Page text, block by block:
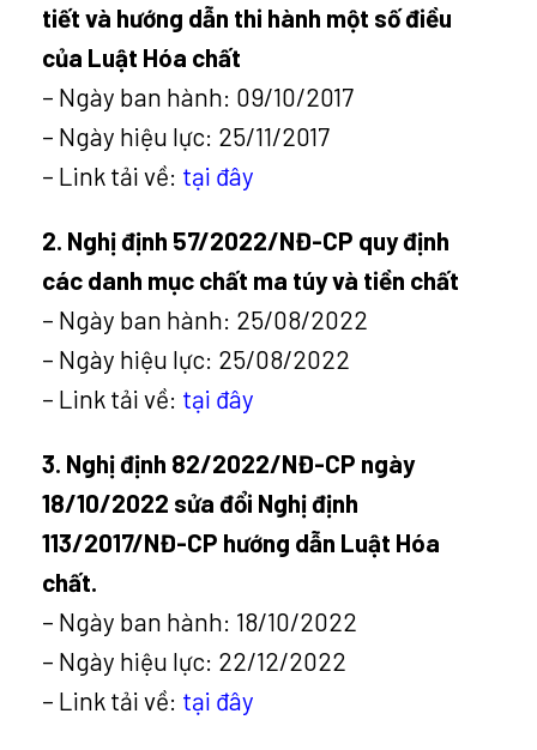
tiết và hướng dẫn thi hành một số điều
của Luật Hóa chất
– Ngày ban hành: 09/10/2017
– Ngày hiệu lực: 25/11/2017
– Link tải về: tại đây
2. Nghị định 57/2022/NĐ-CP quy định
các danh mục chất ma túy và tiền chất
– Ngày ban hành: 25/08/2022
– Ngày hiệu lực: 25/08/2022
– Link tải về: tại đây
3. Nghị định 82/2022/NĐ-CP ngày
18/10/2022 sửa đổi Nghị định
113/2017/NĐ-CP hướng dẫn Luật Hóa
chất.
– Ngày ban hành: 18/10/2022
– Ngày hiệu lực: 22/12/2022
– Link tải về: tại đây